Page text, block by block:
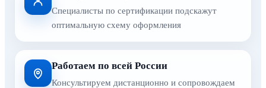
Специалисты по сертификации подскажут
оптимальную схему оформления
Работаем по всей России
Консультируем дистанционно и сопровождаем